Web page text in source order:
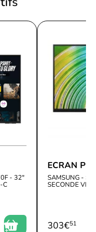
DCR
Range 10 (HDR10)
- 32"
C
ECRAN PC
SAMSUNG -
SECONDE VIE-
303€51